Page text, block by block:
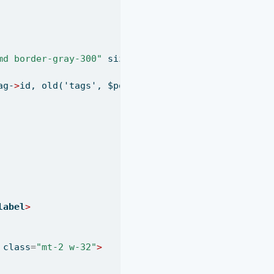
border-gray-300" size
>id, old('tags', $post->tags->pluck('id')-
>
="mt-2 w-32">